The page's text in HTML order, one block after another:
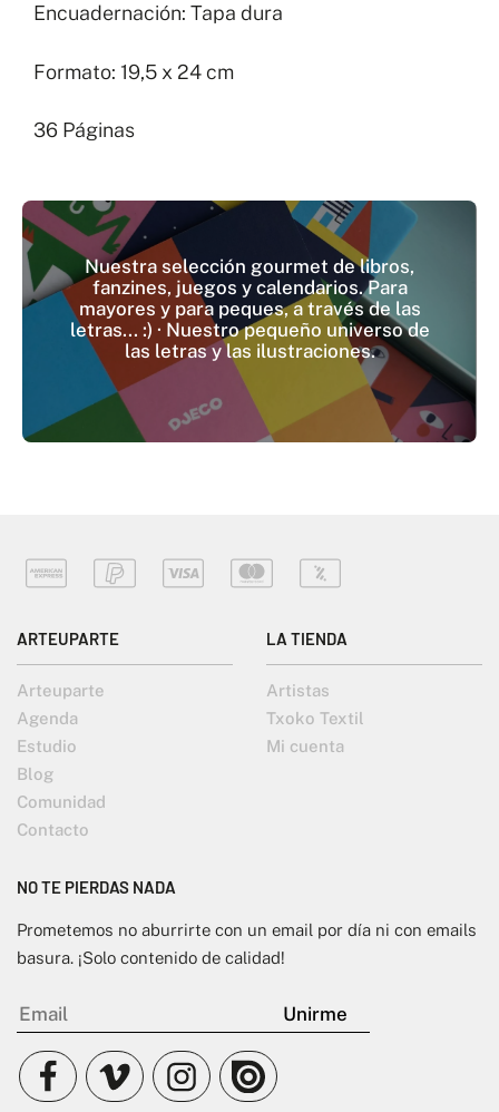
Encuadernación: Tapa dura
Formato: 19,5 x 24 cm
36 Páginas
Nuestra selección gourmet de libros,
fanzines, juegos y calendarios. Para
mayores y para peques, a través de las
letras... :) · Nuestro pequeño universo de
las letras y las ilustraciones.
ARTEUPARTE
Arteuparte
Agenda
Estudio
Blog
Comunidad
Contacto
LA TIENDA
Artistas
Txoko Textil
Mi cuenta
NO TE PIERDAS NADA
Prometemos no aburrirte con un email por día ni con emails
basura. ¡Solo contenido de calidad!